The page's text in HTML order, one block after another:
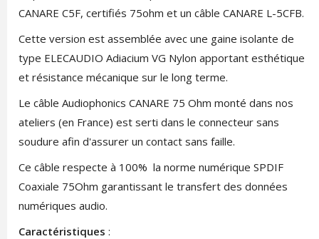
CANARE C5F, certifiés 75ohm et un câble CANARE L-5CFB.
Cette version est assemblée avec une gaine isolante de
type ELECAUDIO Adiacium VG Nylon apportant esthétique
et résistance mécanique sur le long terme.
Le câble Audiophonics CANARE 75 Ohm monté dans nos
ateliers (en France) est serti dans le connecteur sans
soudure afin d'assurer un contact sans faille.
Ce câble respecte à 100% la norme numérique SPDIF
Coaxiale 75Ohm garantissant le transfert des données
numériques audio.
Caractéristiques :